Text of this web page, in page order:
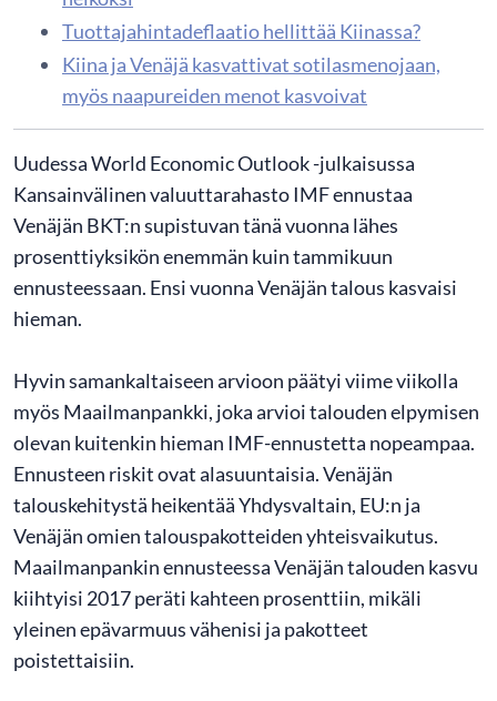
Tuottajahintadeflaatio hellittää Kiinassa?
Kiina ja Venäjä kasvattivat sotilasmenojaan,
myös naapureiden menot kasvoivat
Uudessa World Economic Outlook -julkaisussa
Kansainvälinen valuuttarahasto IMF ennustaa
Venäjän BKT:n supistuvan tänä vuonna lähes
prosenttiyksikön enemmän kuin tammikuun
ennusteessaan. Ensi vuonna Venäjän talous kasvaisi
hieman.
Hyvin samankaltaiseen arvioon päätyi viime viikolla
myös Maailmanpankki, joka arvioi talouden elpymisen
olevan kuitenkin hieman IMF-ennustetta nopeampaa.
Ennusteen riskit ovat alasuuntaisia. Venäjän
talouskehitystä heikentää Yhdysvaltain, EU:n ja
Venäjän omien talouspakotteiden yhteisvaikutus.
Maailmanpankin ennusteessa Venäjän talouden kasvu
kiihtyisi 2017 peräti kahteen prosenttiin, mikäli
yleinen epävarmuus vähenisi ja pakotteet
poistettaisiin.